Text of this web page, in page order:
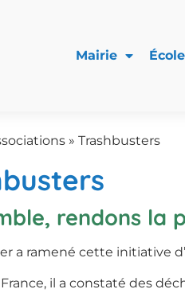
Mairie
» Trashbusters
rendons la
a ramené cette initiative
il a constaté des